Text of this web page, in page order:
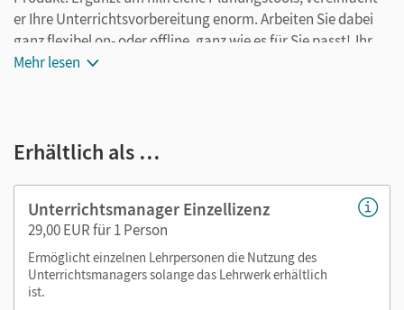
er Ihre Unterrichtsvorbereitung enorm. Arbeiten Sie dabei
ganz flexibel on- oder offline, ganz wie es für Sie passt! Ihr
Unterrichtsmanager enthält:
Videos
Lösungen
editierbare Kopiervorlagen
editierbarer Stoffverteilungsplan
Nutzen Sie den Unterrichtsmanager auf lernen.cornelsen.de
Mehr lesen
Erhältlich als …
Unterrichtsmanager Einzellizenz
29,00 EUR für 1 Person
Ermöglicht einzelnen Lehrpersonen die Nutzung des
Unterrichtsmanagers solange das Lehrwerk erhältlich
ist.